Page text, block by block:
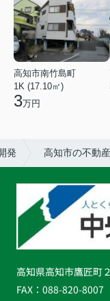
高知市南竹島町
1K (17.10㎡)
3万円
発 高知市の不動
高知県高知市鷹匠町
FAX： 088-820-8007